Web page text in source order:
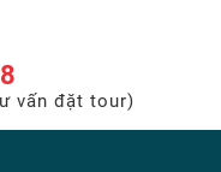
vấn đặt tour)